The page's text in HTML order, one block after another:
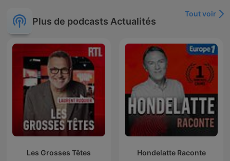
Plus de podcasts Actualités
Tout voir
Les Grosses Têtes Hondelatte Raconte